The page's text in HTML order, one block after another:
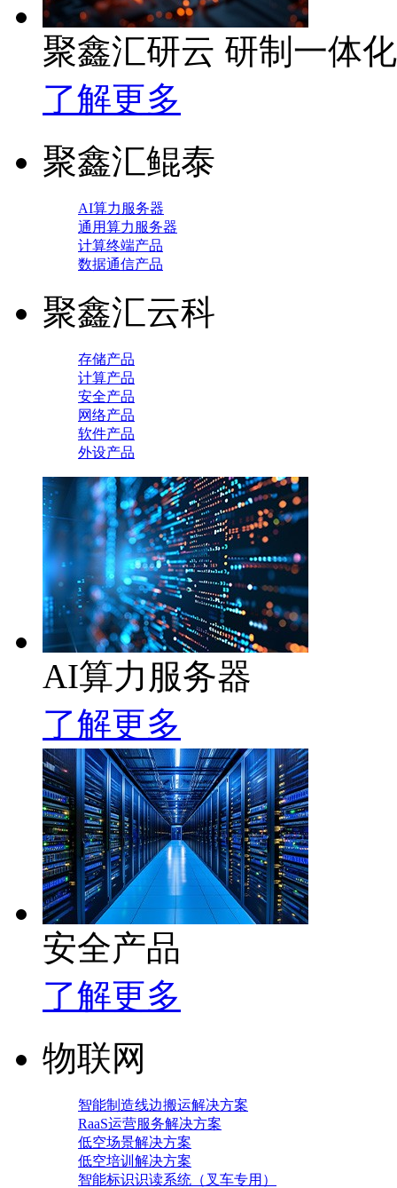
聚鑫汇研云 研制一体
了解更多
聚鑫汇鲲泰
AI算力服务器
通用算力服务器
计算终端产品
数据通信产品
聚鑫汇云科
存储产品
计算产品
安全产品
网络产品
软件产品
外设产品
AI算力服务器
了解更多
安全产品
了解更多
物联网
智能制造线边搬运解决方案
RaaS运营服务解决方案
低空场景解决方案
低空培训解决方案
智能标识识读系统（叉车专用）